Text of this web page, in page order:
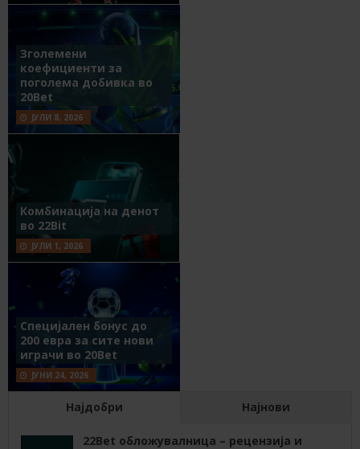
Зголемени
коефициенти за
поголема добивка во
20Bet
ЈУЛИ 8, 2026
Комбинација на денот
во 22Bit
ЈУЛИ 1, 2026
Специјален бонус до
200 евра за сите нови
играчи во 20Bet
ЈУНИ 24, 2026
Најдобри Најнови
22Bet обложувалница – рецензија и